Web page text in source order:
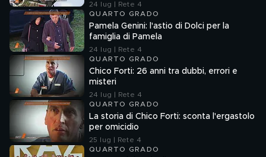
24 lug | Rete 4
QUARTO GRADO
Pamela Genini: l'astio di Dolci per la
famiglia di Pamela
24 lug | Rete 4
QUARTO GRADO
Chico Forti: 26 anni tra dubbi, errori e
misteri
24 lug | Rete 4
QUARTO GRADO
La storia di Chico Forti: sconta l'ergastolo
per omicidio
25 lug | Rete 4
QUARTO GRADO